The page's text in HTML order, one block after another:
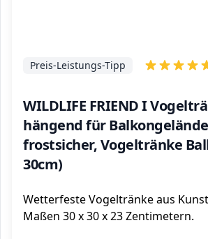
WILDLIFE FRIEND I
hängend für
frostsicher, Vogeltränke
30cm)
Preis-Leistungs-Tipp
Wetterfeste Vogeltränke aus
Maßen 30 x 30 x 23 Zentimetern.